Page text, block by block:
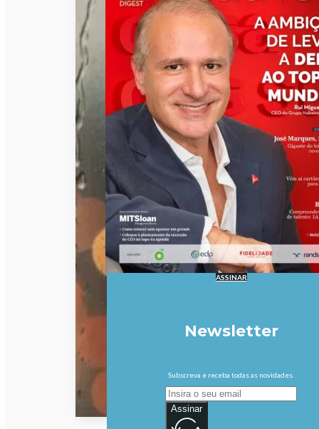
ASSINAR
Newsletter
Subscreva e receba todas as novidades.
Assinar